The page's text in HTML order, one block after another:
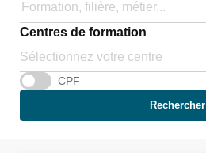
Centres de formation
Sélectionnez votre centre
CPF
Rechercher